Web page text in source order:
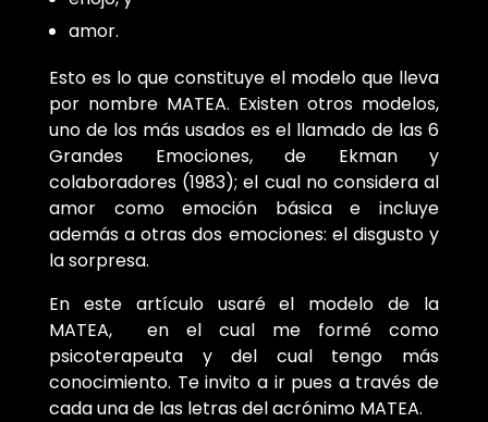
amor.
Esto es lo que constituye el modelo que lleva
por nombre MATEA. Existen otros modelos,
uno de los más usados es el llamado de las 6
Grandes Emociones, de Ekman y
colaboradores (1983); el cual no considera al
amor como emoción básica e incluye
además a otras dos emociones: el disgusto y
la sorpresa.
En este artículo usaré el modelo de la
MATEA, en el cual me formé como
psicoterapeuta y del cual tengo más
conocimiento. Te invito a ir pues a través de
cada una de las letras del acrónimo MATEA.